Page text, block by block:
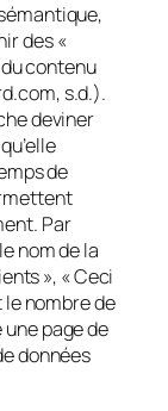
des «
contenu
s.d.).
deviner
de
Par
nom de la
», « Ceci
le nombre de
page de
données